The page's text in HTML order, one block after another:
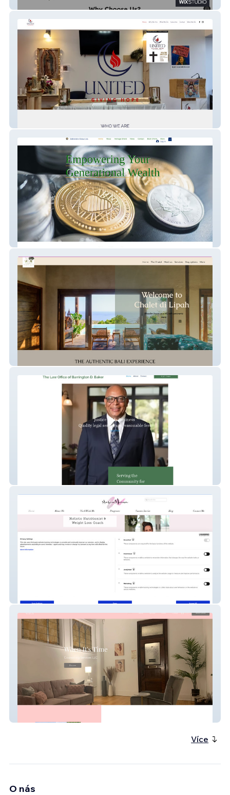
TADA Laundry
Debellotte Global
Více
O nás